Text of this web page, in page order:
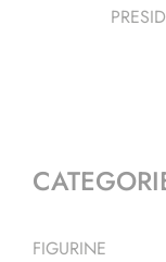
FIGURINE